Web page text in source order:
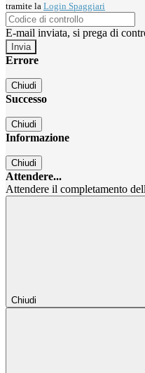
tramite la Login Spaggiari
E-mail inviata, si prega di
Errore
Chiudi
Successo
Chiudi
Informazione
Chiudi
Attendere...
Attendere il completamento
Chiudi